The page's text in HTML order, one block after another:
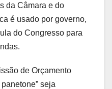
da Câmara e do
é usado por governo,
do Congresso para
de Orçamento
seja